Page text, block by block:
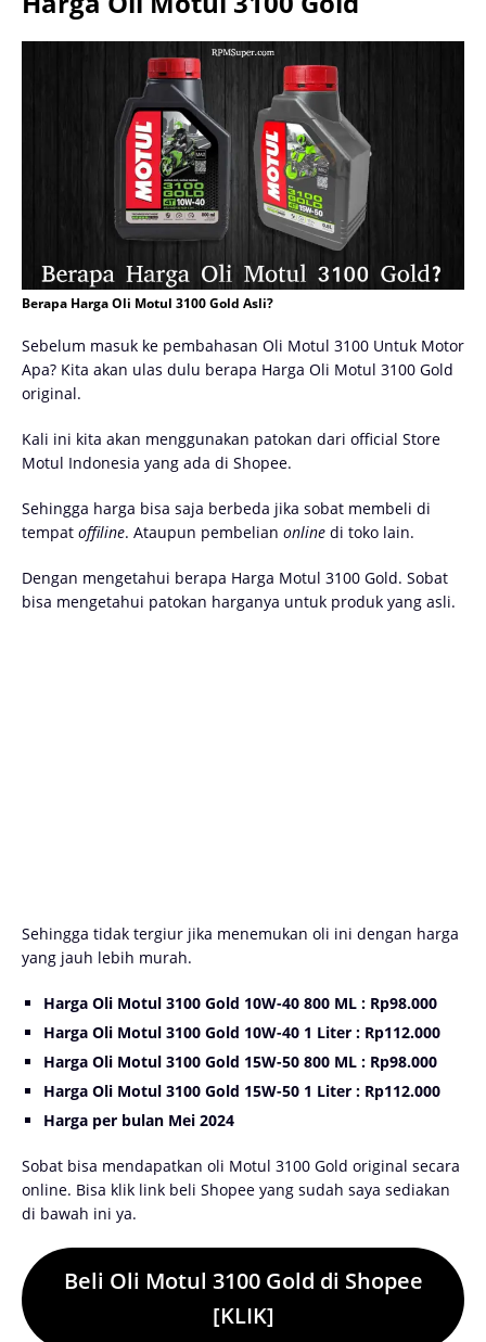
Berapa Harga Oli Motul 3100 Gold Asli?
Sebelum masuk ke pembahasan Oli Motul 3100 Untuk Motor
Apa? Kita akan ulas dulu berapa Harga Oli Motul 3100 Gold
original.
Kali ini kita akan menggunakan patokan dari official Store
Motul Indonesia yang ada di Shopee.
Sehingga harga bisa saja berbeda jika sobat membeli di
tempat offiline. Ataupun pembelian online di toko lain.
Dengan mengetahui berapa Harga Motul 3100 Gold. Sobat
bisa mengetahui patokan harganya untuk produk yang asli.
Sehingga tidak tergiur jika menemukan oli ini dengan harga
yang jauh lebih murah.
Harga Oli Motul 3100 Gold 10W-40 800 ML : Rp98.000
Harga Oli Motul 3100 Gold 10W-40 1 Liter : Rp112.000
Harga Oli Motul 3100 Gold 15W-50 800 ML : Rp98.000
Harga Oli Motul 3100 Gold 15W-50 1 Liter : Rp112.000
Harga per bulan Mei 2024
Sobat bisa mendapatkan oli Motul 3100 Gold original secara
online. Bisa klik link beli Shopee yang sudah saya sediakan
di bawah ini ya.
Beli Oli Motul 3100 Gold di Shopee
[KLIK]